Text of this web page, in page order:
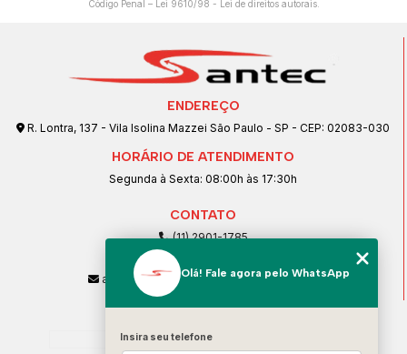
Código Penal – Lei 9610/98 - Lei de direitos autorais.
ENDEREÇO
R. Lontra, 137 - Vila Isolina Mazzei São Paulo - SP - CEP: 02083-030
HORÁRIO DE ATENDIMENTO
Segunda à Sexta: 08:00h às 17:30h
CONTATO
(11) 2901-1785
(11) 99239-1832
atendimento@santeccopiadoras.com.br
Home
Olá! Fale agora pelo WhatsApp
Insira seu telefone